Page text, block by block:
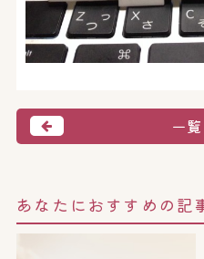
一
あなたにおすすめの記